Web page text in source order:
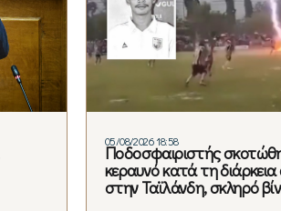
05/08/2026 18:58
Ποδοσφαιριστής
κεραυνό κατά τη
στην Ταϊλάνδη, σκληρό